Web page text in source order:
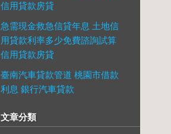
信用貸款房貸
急需現金救急信貸年息 土地信
用貸款利率多少免費諮詢試算
信用貸款房貸
臺南汽車貸款管道 桃園市借款
利息 銀行汽車貸款
文章分類